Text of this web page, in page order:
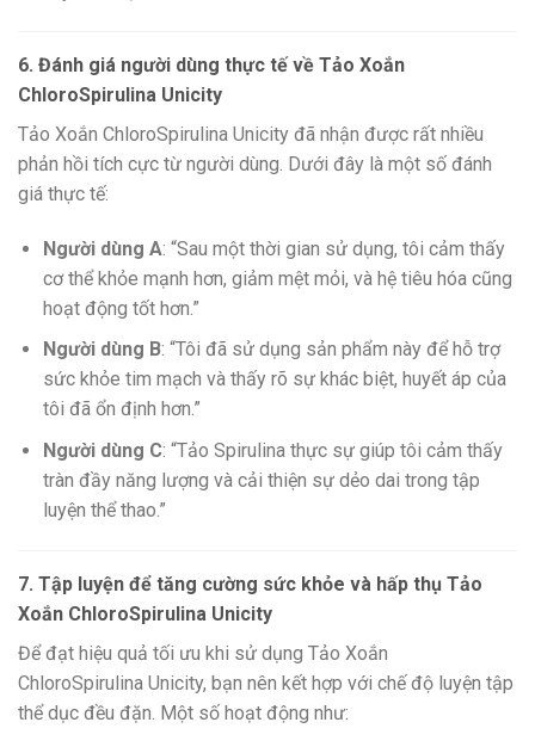
6. Đánh giá người dùng thực tế về Tảo Xoắn
ChloroSpirulina Unicity
Tảo Xoắn ChloroSpirulina Unicity đã nhận được rất nhiều
phản hồi tích cực từ người dùng. Dưới đây là một số đánh
giá thực tế:
Người dùng A: “Sau một thời gian sử dụng, tôi cảm thấy
cơ thể khỏe mạnh hơn, giảm mệt mỏi, và hệ tiêu hóa cũng
hoạt động tốt hơn.”
Người dùng B: “Tôi đã sử dụng sản phẩm này để hỗ trợ
sức khỏe tim mạch và thấy rõ sự khác biệt, huyết áp của
tôi đã ổn định hơn.”
Người dùng C: “Tảo Spirulina thực sự giúp tôi cảm thấy
tràn đầy năng lượng và cải thiện sự dẻo dai trong tập
luyện thể thao.”
7. Tập luyện để tăng cường sức khỏe và hấp thụ Tảo
Xoắn ChloroSpirulina Unicity
Để đạt hiệu quả tối ưu khi sử dụng Tảo Xoắn
ChloroSpirulina Unicity, bạn nên kết hợp với chế độ luyện tập
thể dục đều đặn. Một số hoạt động như: